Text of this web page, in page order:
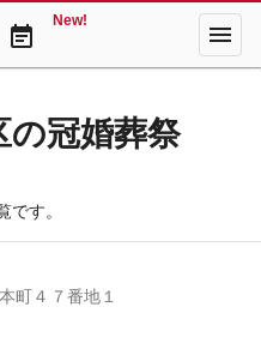
event_note
New! menu
の冠婚葬祭
です。
町４７番地１